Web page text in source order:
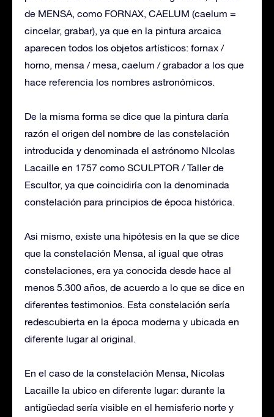
de MENSA, como FORNAX, CAELUM (caelum =
cincelar, grabar), ya que en la pintura arcaica
aparecen todos los objetos artísticos: fornax /
horno, mensa / mesa, caelum / grabador a los que
hace referencia los nombres astronómicos.
De la misma forma se dice que la pintura daría
razón el origen del nombre de las constelación
introducida y denominada el astrónomo NIcolas
Lacaille en 1757 como SCULPTOR / Taller de
Escultor, ya que coincidiría con la denominada
constelación para principios de época histórica.
Asi mismo, existe una hipótesis en la que se dice
que la constelación Mensa, al igual que otras
constelaciones, era ya conocida desde hace al
menos 5.300 años, de acuerdo a lo que se dice en
diferentes testimonios. Esta constelación sería
redescubierta en la época moderna y ubicada en
diferente lugar al original.
En el caso de la constelación Mensa, Nicolas
Lacaille la ubico en diferente lugar: durante la
antigüedad sería visible en el hemisferio norte y